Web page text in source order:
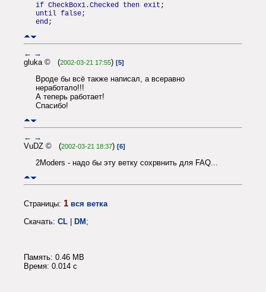
if CheckBox1.Checked then exit;
until false;
end;
← →
gluka © (2002-03-21 17:55) [5]
Вроде бы всё также написал, а всеравно
неработало!!!
А теперь работает!
Спасибо!
← →
VuDZ © (2002-03-21 18:37) [6]
2Moders - надо бы эту ветку сохрвнить для FAQ...
Страницы: 1 вся ветка
Скачать: CL | DM;
Память: 0.46 MB
Время: 0.014 c